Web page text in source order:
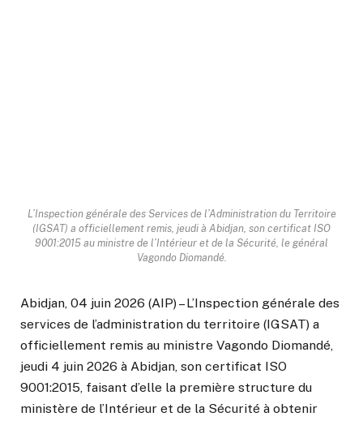
L’Inspection générale des Services de l’Administration du Territoire
(IGSAT) a officiellement remis, jeudi à Abidjan, son certificat ISO
9001:2015 au ministre de l’Intérieur et de la Sécurité, le général
Vagondo Diomandé.
Abidjan, 04 juin 2026 (AIP) – L’Inspection générale des
services de l’administration du territoire (IGSAT) a
officiellement remis au ministre Vagondo Diomandé,
jeudi 4 juin 2026 à Abidjan, son certificat ISO
9001:2015, faisant d’elle la première structure du
ministère de l’Intérieur et de la Sécurité à obtenir